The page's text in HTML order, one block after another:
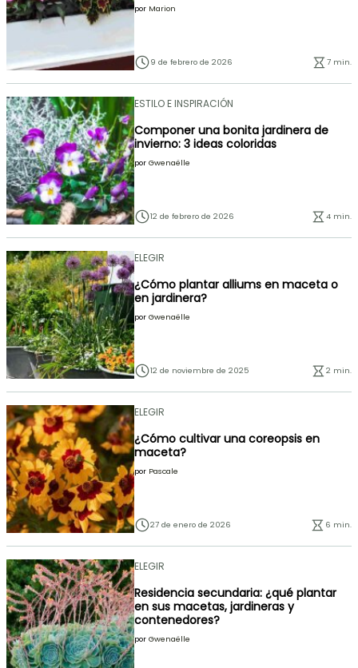
por Marion
9 de febrero de 2026 7 min.
ESTILO E INSPIRACIÓN
Componer una bonita jardinera de
invierno: 3 ideas coloridas
por Gwenaëlle
12 de febrero de 2026 4 min.
ELEGIR
¿Cómo plantar alliums en maceta o
en jardinera?
por Gwenaëlle
12 de noviembre de 2025 2 min.
ELEGIR
¿Cómo cultivar una coreopsis en
maceta?
por Pascale
27 de enero de 2026 6 min.
ELEGIR
Residencia secundaria: ¿qué plantar
en sus macetas, jardineras y
contenedores?
por Gwenaëlle